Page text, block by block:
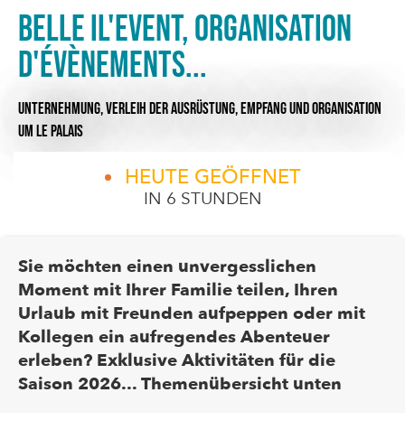
Belle Il'Event, organisation
d'évènements...
UNTERNEHMUNG,VERLEIH DER AUSRÜSTUNG,EMPFANG UND ORGANISATION
UM LE PALAIS
HEUTE GEÖFFNET
IN 6 STUNDEN
Sie möchten einen unvergesslichen
Moment mit Ihrer Familie teilen, Ihren
Urlaub mit Freunden aufpeppen oder mit
Kollegen ein aufregendes Abenteuer
erleben? Exklusive Aktivitäten für die
Saison 2026... Themenübersicht unten